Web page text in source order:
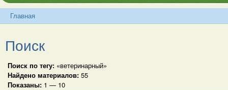
Главная
Поиск
Поиск по тегу: «ветеринарный»
Найдено материалов: 55
Показаны: 1 — 10